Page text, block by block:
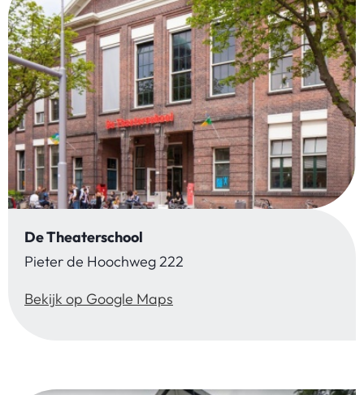
De Theaterschool
Pieter de Hoochweg 222
Bekijk op Google Maps